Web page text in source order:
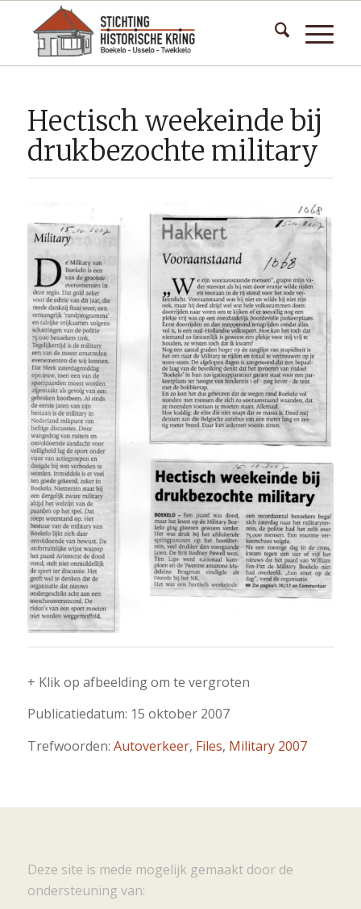
Hectisch weekeinde bij
drukbezochte military
+ Klik op afbeelding om te vergroten
Publicatiedatum: 15 oktober 2007
Trefwoorden: Autoverkeer, Files, Military 2007
Deze site is mede mogelijk gemaakt door de
ondersteuning van: